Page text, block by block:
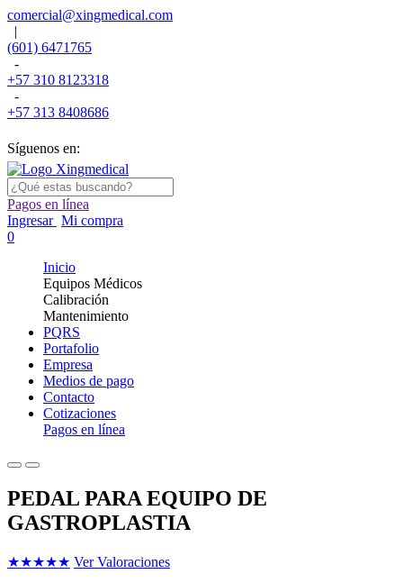
comercial@xingmedical.com
|
(601) 6471765
-
+57 310 8123318
-
+57 313 8408686
Síguenos en:
Pagos en línea
Ingresar Mi compra
0
Inicio
Equipos Médicos
Calibración
Mantenimiento
PQRS
Portafolio
Empresa
Medios de pago
Contacto
Cotizaciones
Pagos en línea
PEDAL PARA EQUIPO DE
GASTROPLASTIA
★★★★★ Ver Valoraciones